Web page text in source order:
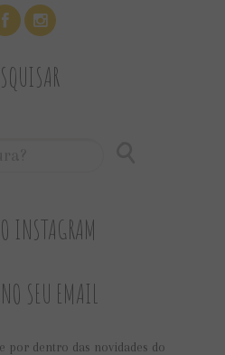
INSTAGRAM
SEU EMAIL
por dentro das novidades do